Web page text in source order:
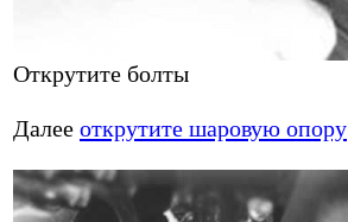
Открутите болты
Далее открутите шаровую опору